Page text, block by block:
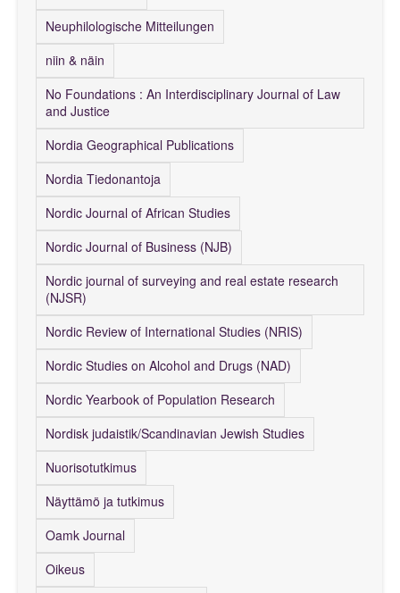
Neuphilologische Mitteilungen
niin & näin
No Foundations : An Interdisciplinary Journal of Law
and Justice
Nordia Geographical Publications
Nordia Tiedonantoja
Nordic Journal of African Studies
Nordic Journal of Business (NJB)
Nordic journal of surveying and real estate research
(NJSR)
Nordic Review of International Studies (NRIS)
Nordic Studies on Alcohol and Drugs (NAD)
Nordic Yearbook of Population Research
Nordisk judaistik/Scandinavian Jewish Studies
Nuorisotutkimus
Näyttämö ja tutkimus
Oamk Journal
Oikeus